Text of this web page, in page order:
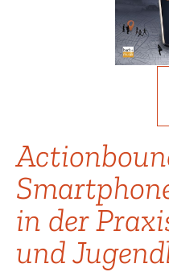
in der
und